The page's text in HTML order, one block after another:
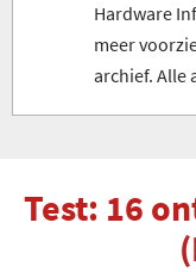
Hardware
meer
archief. Alle
Test: 16